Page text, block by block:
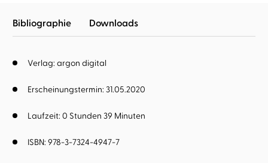
Bibliographie Downloads
Verlag: argon digital
Erscheinungstermin: 31.05.2020
Laufzeit: 0 Stunden 39 Minuten
ISBN: 978-3-7324-4947-7